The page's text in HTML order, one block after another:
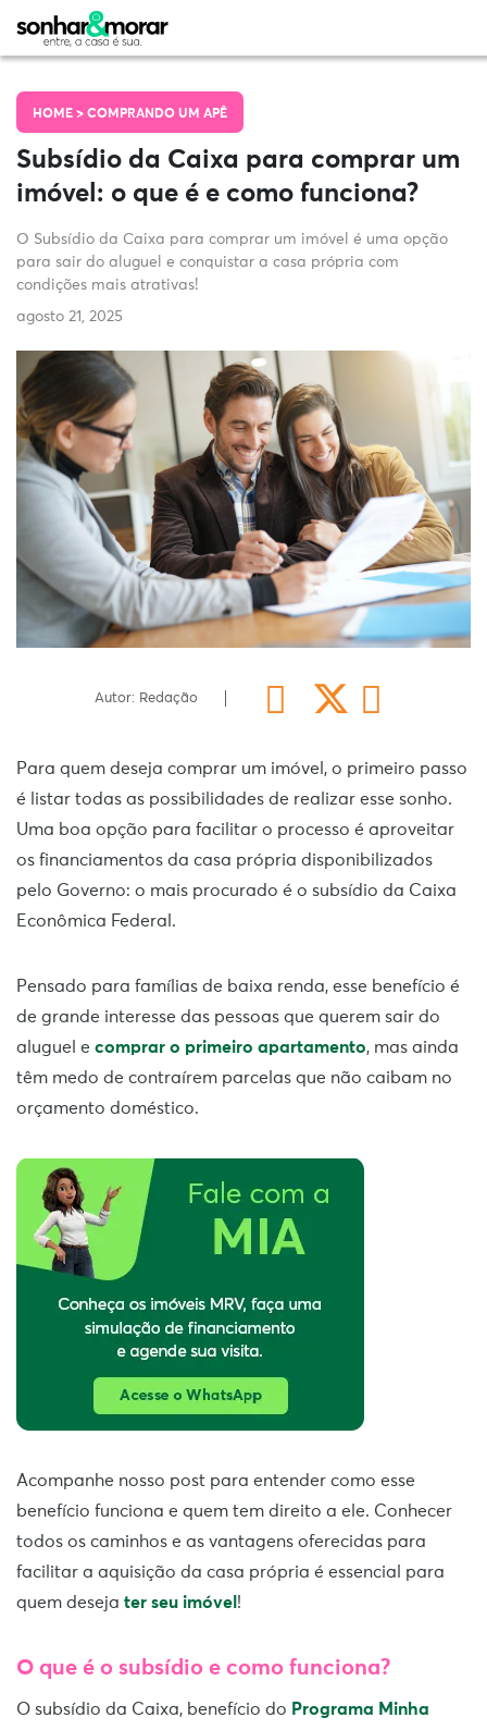
HOME > COMPRANDO UM APÊ
Subsídio da Caixa para comprar um
imóvel: o que é e como funciona?
O Subsídio da Caixa para comprar um imóvel é uma opção
para sair do aluguel e conquistar a casa própria com
condições mais atrativas!
agosto 21, 2025
Autor: Redação
Para quem deseja comprar um imóvel, o primeiro passo
é listar todas as possibilidades de realizar esse sonho.
Uma boa opção para facilitar o processo é aproveitar
os financiamentos da casa própria disponibilizados
pelo Governo: o mais procurado é o subsídio da Caixa
Econômica Federal.
Pensado para famílias de baixa renda, esse benefício é
de grande interesse das pessoas que querem sair do
aluguel e comprar o primeiro apartamento, mas ainda
têm medo de contraírem parcelas que não caibam no
orçamento doméstico.
Acompanhe nosso post para entender como esse
benefício funciona e quem tem direito a ele. Conhecer
todos os caminhos e as vantagens oferecidas para
facilitar a aquisição da casa própria é essencial para
quem deseja ter seu imóvel !
O que é o subsídio e como funciona?
O subsídio da Caixa, benefício do Programa Minha